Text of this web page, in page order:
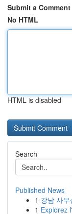
Submit a Comment
No HTML
HTML is disabled
Search
Published News
1 강남 사
1 Explorez